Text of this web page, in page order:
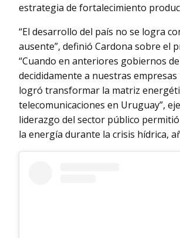
estrategia de fortalecimiento
“El desarrollo del país no se logra
ausente”, definió Cardona sobre el
“Cuando en anteriores gobiernos
decididamente a nuestras empresas
logró transformar la matriz
telecomunicaciones en Uruguay”,
liderazgo del sector público
la energía durante la crisis hídrica,